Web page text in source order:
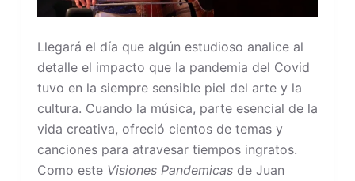
Llegará el día que algún estudioso analice al
detalle el impacto que la pandemia del Covid
tuvo en la siempre sensible piel del arte y la
cultura. Cuando la música, parte esencial de la
vida creativa, ofreció cientos de temas y
canciones para atravesar tiempos ingratos.
Como este Visiones Pandemicas de Juan